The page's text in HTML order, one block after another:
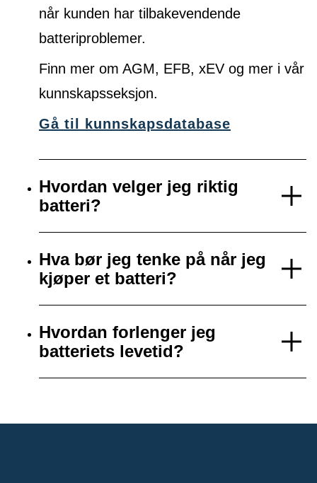
når kunden har tilbakevendende
batteriproblemer.
Finn mer om AGM, EFB, xEV og mer i vår
kunnskapsseksjon.
Gå til kunnskapsdatabase
Hvordan velger jeg riktig
batteri?
Hva bør jeg tenke på når jeg
kjøper et batteri?
Hvordan forlenger jeg
batteriets levetid?